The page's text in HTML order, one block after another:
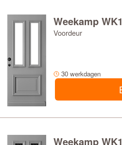
Weekamp
Voordeur
30 werkdagen
Weekamp